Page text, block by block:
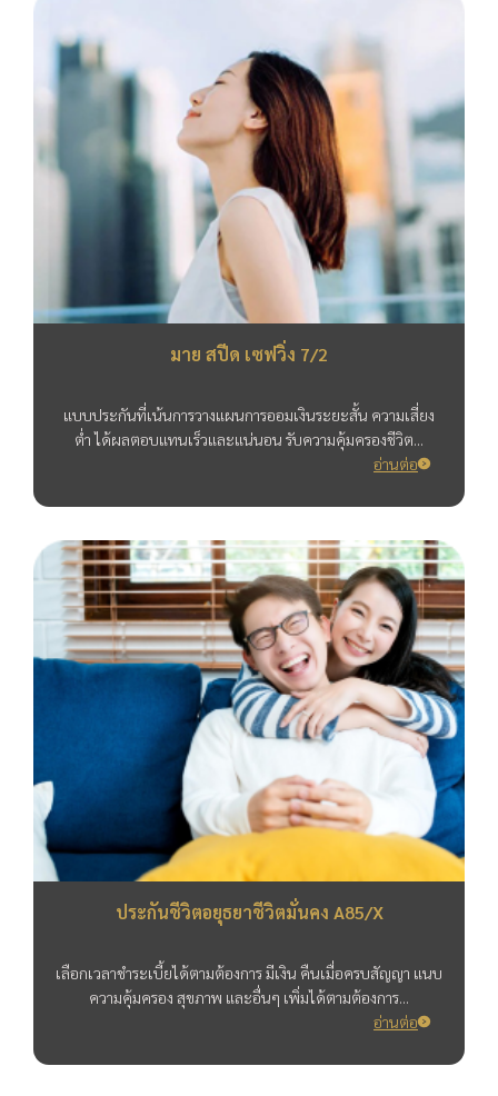
มาย สปีด เซฟวิ่ง 7/2
แบบประกันที่เน้นการวางแผนการออมเงินระยะสั้น ความเสี่ยง
ต่ำ ได้ผลตอบแทนเร็วและแน่นอน รับความคุ้มครองชีวิต...
อ่านต่อ
ประกันชีวิตอยุธยาชีวิตมั่นคง A85/X
เลือกเวลาชำระเบี้ยได้ตามต้องการ มีเงิน คืนเมื่อครบสัญญา แนบ
ความคุ้มครอง สุขภาพ และอื่นๆ เพิ่มได้ตามต้องการ...
อ่านต่อ